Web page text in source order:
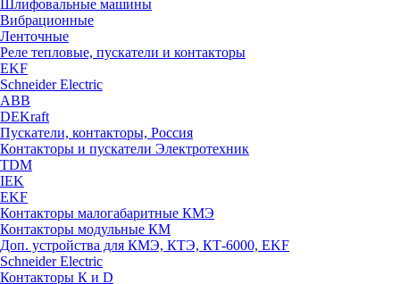
Шлифовальные машины
Вибрационные
Ленточные
Реле тепловые, пускатели и контакторы
EKF
Schneider Electric
ABB
DEKraft
Пускатели, контакторы, Россия
Контакторы и пускатели Электротехник
TDM
IEK
EKF
Контакторы малогабаритные КМЭ
Контакторы модульные КМ
Доп. устройства для КМЭ, КТЭ, КТ-6000, EKF
Schneider Electric
Контакторы К и D